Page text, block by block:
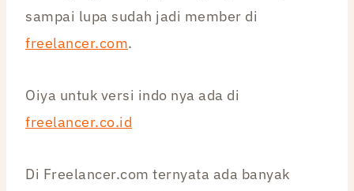
sampai lupa sudah jadi member di
freelancer.com.
Oiya untuk versi indo nya ada di
freelancer.co.id
Di Freelancer.com ternyata ada banyak